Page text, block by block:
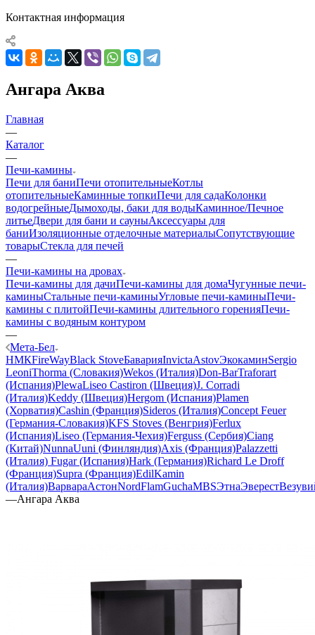
Контактная информация
Ангара Аква
Главная
—
Каталог
—
Печи-камины
Печи для баниПечи отопительныеКотлы
отопительныеКаминные топкиПечи для садаКолонки
водогрейныеДымоходы, баки для водыКаминное/Печное
литьеДвери для бани и сауныАксессуары для
баниИзоляционные отделочные материалыСопутствующие
товарыСтекла для печей
—
Печи-камины на дровах
Печи-камины для дачиПечи-камины для домаЧугунные печи-
каминыСтальные печи-каминыУгловые печи-каминыПечи-
камины с плитойПечи-камины длительного горенияПечи-
камины с водяным контуром
—
Мета-Бел
НМКFireWayBlack StoveБаварияInvictaAstovЭкокаминSergio
LeoniThorma (Словакия)Wekos (Италия)Don-BarTraforart
(Испания)PlewaLiseo Castiron (Швеция)J. Corradi
(Италия)Keddy (Швеция)Hergom (Испания)Plamen
(Хорватия)Cashin (Франция)Sideros (Италия)Concept Feuer
(Германия-Словакия)KFS Stoves (Венгрия)Ferlux
(Испания)Liseo (Германия-Чехия)Ferguss (Сербия)Ciang
(Китай)NunnaUuni (Финляндия)Axis (Франция)Palazzetti
(Италия) Fugar (Испания)Hark (Германия)Richard Le Droff
(Франция)Supra (Франция)EdilKamin
(Италия)ВарвараАстонNordFlamGuchaMBSЭтнаЭверест
—Ангара Аква